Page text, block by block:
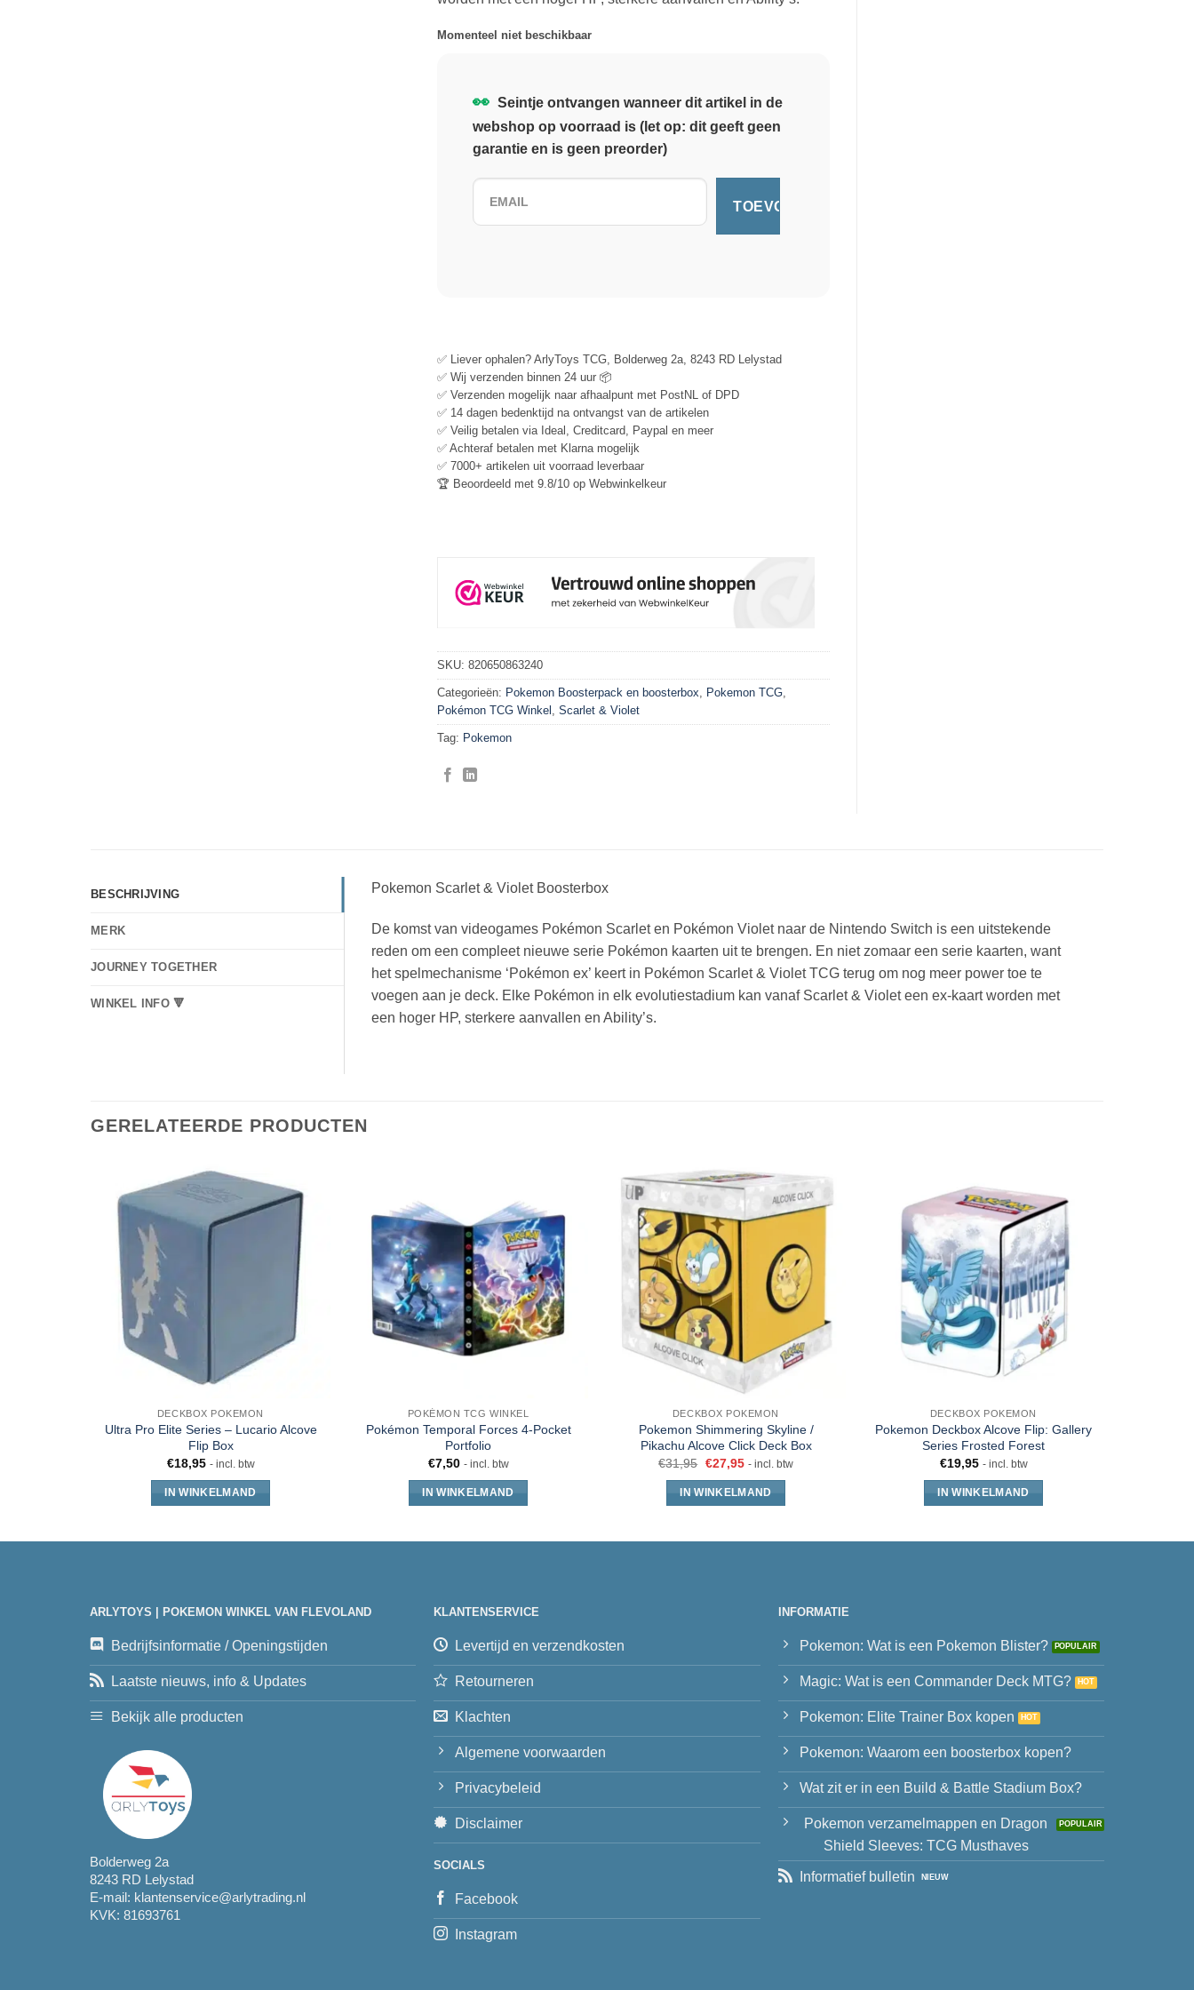
Momenteel niet beschikbaar
👀 Seintje ontvangen wanneer dit artikel in de
webshop op voorraad is (let op: dit geeft geen
garantie en is geen preorder)
✅ Liever ophalen? ArlyToys TCG, Bolderweg 2a, 8243 RD Lelystad
✅ Wij verzenden binnen 24 uur 📦
✅ Verzenden mogelijk naar afhaalpunt met PostNL of DPD
✅ 14 dagen bedenktijd na ontvangst van de artikelen
✅ Veilig betalen via Ideal, Creditcard, Paypal en meer
✅ Achteraf betalen met Klarna mogelijk
✅ 7000+ artikelen uit voorraad leverbaar
🏆 Beoordeeld met 9.8/10 op Webwinkelkeur
SKU: 820650863240
Categorieën: Pokemon Boosterpack en boosterbox, Pokemon TCG,
Pokémon TCG Winkel , Scarlet & Violet
Tag: Pokemon
BESCHRIJVING
MERK
JOURNEY TOGETHER
WINKEL INFO 🔻
Pokemon Scarlet & Violet Boosterbox
De komst van videogames Pokémon Scarlet en Pokémon Violet naar de Nintendo Switch is een uitstekende
reden om een compleet nieuwe serie Pokémon kaarten uit te brengen. En niet zomaar een serie kaarten, want
het spelmechanisme ‘Pokémon ex’ keert in Pokémon Scarlet & Violet TCG terug om nog meer power toe te
voegen aan je deck. Elke Pokémon in elk evolutiestadium kan vanaf Scarlet & Violet een ex-kaart worden met
een hoger HP, sterkere aanvallen en Ability’s.
GERELATEERDE PRODUCTEN
DECKBOX POKEMON
Ultra Pro Elite Series – Lucario Alcove
Flip Box
€18,95 - incl. btw
IN WINKELMAND
POKÉMON TCG WINKEL
Pokémon Temporal Forces 4-Pocket
Portfolio
€7,50 - incl. btw
IN WINKELMAND
DECKBOX POKEMON
Pokemon Shimmering Skyline /
Pikachu Alcove Click Deck Box
€31,95 €27,95 - incl. btw
IN WINKELMAND
DECKBOX POKEMON
Pokemon Deckbox Alcove Flip: Gallery
Series Frosted Forest
€19,95 - incl. btw
IN WINKELMAND
ARLYTOYS | POKEMON WINKEL VAN FLEVOLAND
Bedrijfsinformatie / Openingstijden
Laatste nieuws, info & Updates
Bekijk alle producten
Bolderweg 2a
8243 RD Lelystad
E-mail: klantenservice@arlytrading.nl
KVK: 81693761
KLANTENSERVICE
Levertijd en verzendkosten
Retourneren
Klachten
Algemene voorwaarden
Privacybeleid
Disclaimer
SOCIALS
Facebook
Instagram
INFORMATIE
Pokemon: Wat is een Pokemon Blister?
Magic: Wat is een Commander Deck MTG?
Pokemon: Elite Trainer Box kopen
Pokemon: Waarom een boosterbox kopen?
Wat zit er in een Build & Battle Stadium Box?
Pokemon verzamelmappen en Dragon
Shield Sleeves: TCG Musthaves
Informatief bulletin